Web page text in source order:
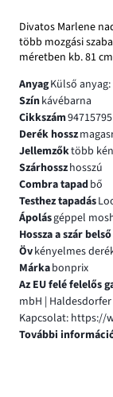
Divatos Marlene
több mozgási
méretben kb. 81
AnyagKülső
Színkávébarna
Cikkszám94715795
Derék hossz
Jellemzőktöbb
Szárhosszhosszú
Combra tapadbő
Testhez tapadás
Ápolásgéppel
Hossza a szár
Övkényelmes
Márkabonprix
Az EU felé felelős
mbH |
Kapcsolat: https://
További